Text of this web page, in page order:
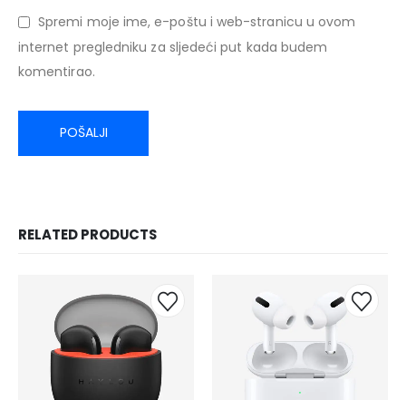
Spremi moje ime, e-poštu i web-stranicu u ovom
internet pregledniku za sljedeći put kada budem
komentirao.
RELATED PRODUCTS